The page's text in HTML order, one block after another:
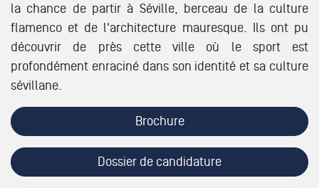
la chance de partir à Séville, berceau de la culture
flamenco et de l'architecture mauresque. Ils ont pu
découvrir de près cette ville où le sport est
profondément enraciné dans son identité et sa culture
sévillane.
Brochure
Dossier de candidature